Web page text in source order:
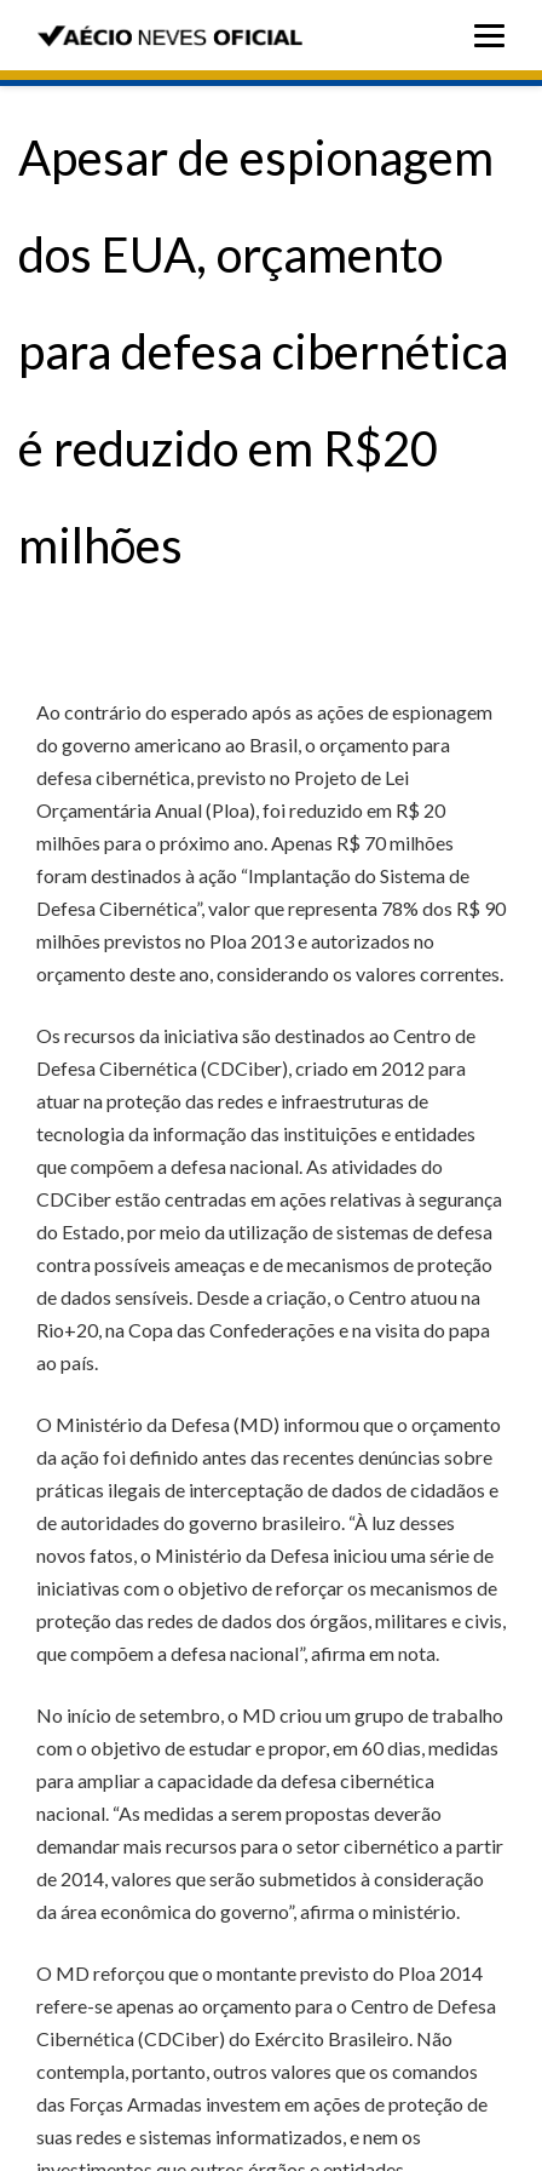
Apesar de espionagem
dos EUA, orçamento
para defesa cibernética
é reduzido em R$20
milhões
Ao contrário do esperado após as ações de espionagem
do governo americano ao Brasil, o orçamento para
defesa cibernética, previsto no Projeto de Lei
Orçamentária Anual (Ploa), foi reduzido em R$ 20
milhões para o próximo ano. Apenas R$ 70 milhões
foram destinados à ação “Implantação do Sistema de
Defesa Cibernética”, valor que representa 78% dos R$ 90
milhões previstos no Ploa 2013 e autorizados no
orçamento deste ano, considerando os valores correntes.
Os recursos da iniciativa são destinados ao Centro de
Defesa Cibernética (CDCiber), criado em 2012 para
atuar na proteção das redes e infraestruturas de
tecnologia da informação das instituições e entidades
que compõem a defesa nacional. As atividades do
CDCiber estão centradas em ações relativas à segurança
do Estado, por meio da utilização de sistemas de defesa
contra possíveis ameaças e de mecanismos de proteção
de dados sensíveis. Desde a criação, o Centro atuou na
Rio+20, na Copa das Confederações e na visita do papa
ao país.
O Ministério da Defesa (MD) informou que o orçamento
da ação foi definido antes das recentes denúncias sobre
práticas ilegais de interceptação de dados de cidadãos e
de autoridades do governo brasileiro. “À luz desses
novos fatos, o Ministério da Defesa iniciou uma série de
iniciativas com o objetivo de reforçar os mecanismos de
proteção das redes de dados dos órgãos, militares e civis,
que compõem a defesa nacional”, afirma em nota.
No início de setembro, o MD criou um grupo de trabalho
com o objetivo de estudar e propor, em 60 dias, medidas
para ampliar a capacidade da defesa cibernética
nacional. “As medidas a serem propostas deverão
demandar mais recursos para o setor cibernético a partir
de 2014, valores que serão submetidos à consideração
da área econômica do governo”, afirma o ministério.
O MD reforçou que o montante previsto do Ploa 2014
refere-se apenas ao orçamento para o Centro de Defesa
Cibernética (CDCiber) do Exército Brasileiro. Não
contempla, portanto, outros valores que os comandos
das Forças Armadas investem em ações de proteção de
suas redes e sistemas informatizados, e nem os